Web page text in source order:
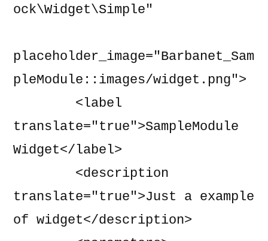
ock\Widget\Simple"
placeholder_image="Barbanet_Sam
pleModule::images/widget.png">
translate="true">SampleModule
Widget</label>
translate="true">Just a example
of widget</description>